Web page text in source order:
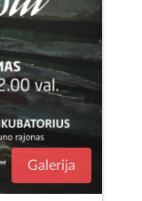
Galerija